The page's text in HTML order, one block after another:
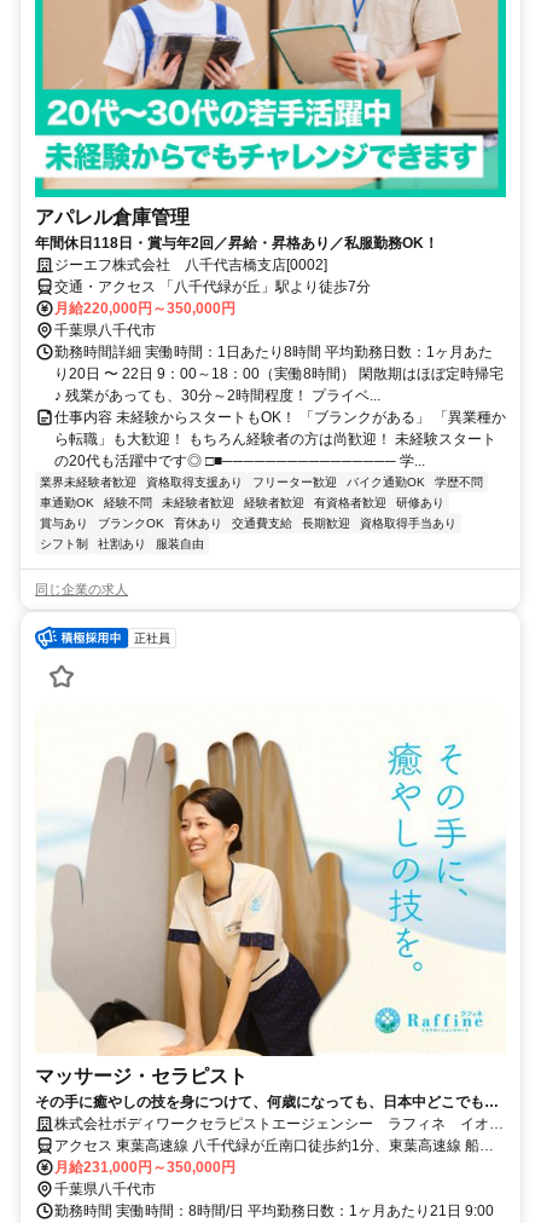
アパレル倉庫管理
年間休日118日・賞与年2回／昇給・昇格あり／私服勤務OK！
ジーエフ株式会社 八千代吉橋支店[0002]
交通・アクセス 「八千代緑が丘」駅より徒歩7分
月給220,000円～350,000円
千葉県八千代市
勤務時間詳細 実働時間：1日あたり8時間 平均勤務日数：1ヶ月あた
り20日 〜 22日 9：00～18：00（実働8時間） 閑散期はほぼ定時帰宅
♪ 残業があっても、30分～2時間程度！ プライベ...
仕事内容 未経験からスタートもOK！ 「ブランクがある」 「異業種か
ら転職」も大歓迎！ もちろん経験者の方は尚歓迎！ 未経験スタート
の20代も活躍中です◎ □■──────────────── 学...
業界未経験者歓迎 資格取得支援あり フリーター歓迎 バイク通勤OK
学歴不問
車通勤OK
経験不問 未経験者歓迎 経験者歓迎 有資格者歓迎
研修あり
賞与あり
ブランクOK 育休あり 交通費支給 長期歓迎
資格取得手当あり
シフト制
社割あり 服装自由
同じ企業の求人
正社員
マッサージ・セラピスト
その手に癒やしの技を身につけて、何歳になっても、日本中どこでも働
けるセラピストの第一歩を踏み出しませんか。
株式会社ボディワークセラピストエージェンシー ラフィネ イオン
モール八千代緑が丘店
アクセス 東葉高速線 八千代緑が丘南口徒歩約1分、東葉高速線 船橋
日大前西口徒歩約19分、東葉高速線 八千代中央出入口1徒歩約37分
最寄駅：八千代緑が丘駅
月給231,000円～350,000円
千葉県八千代市
勤務時間 実働時間：8時間/日 平均勤務日数：1ヶ月あたり21日 9:00